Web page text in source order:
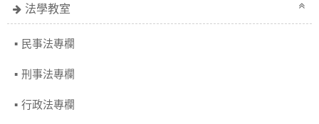
法學教室
民事法專欄
刑事法專欄
行政法專欄